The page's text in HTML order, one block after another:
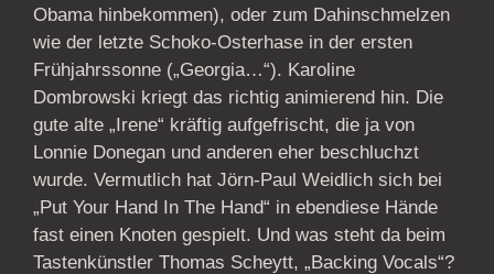
Obama hinbekommen), oder zum Dahinschmelzen
wie der letzte Schoko-Osterhase in der ersten
Frühjahrssonne („Georgia…“). Karoline
Dombrowski kriegt das richtig animierend hin. Die
gute alte „Irene“ kräftig aufgefrischt, die ja von
Lonnie Donegan und anderen eher beschluchzt
wurde. Vermutlich hat Jörn-Paul Weidlich sich bei
„Put Your Hand In The Hand“ in ebendiese Hände
fast einen Knoten gespielt. Und was steht da beim
Tastenkünstler Thomas Scheytt, „Backing Vocals“?